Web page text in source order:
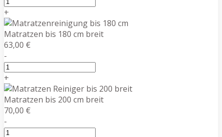
+
Matratzen bis 180 cm breit
63,00 €
-
+
Matratzen bis 200 cm breit
70,00 €
-